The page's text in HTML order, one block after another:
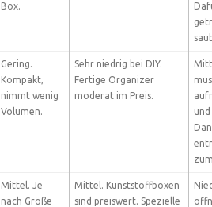
Box.
Gering.
Kompakt,
nimmt wenig
Volumen.
Sehr niedrig bei DIY.
Fertige Organizer
moderat im Preis.
Mittel. Je
nach Größe
Mittel. Kunststoffboxen
sind preiswert. Spezielle